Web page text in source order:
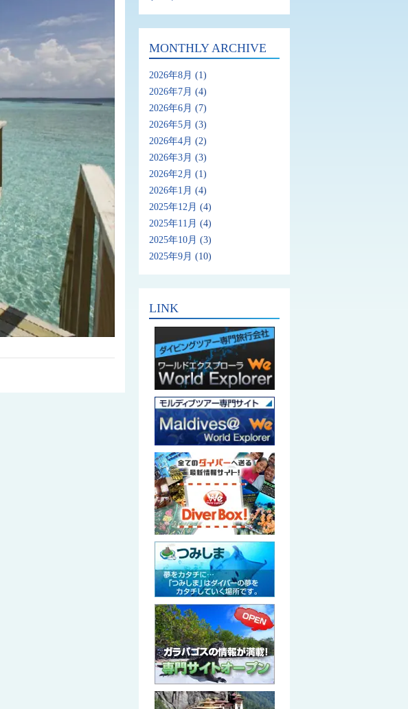
MONTHLY ARCHIVE
2026年8月 (1)
2026年7月 (4)
2026年6月 (7)
2026年5月 (3)
2026年4月 (2)
2026年3月 (3)
2026年2月 (1)
2026年1月 (4)
2025年12月 (4)
2025年11月 (4)
2025年10月 (3)
2025年9月 (10)
LINK